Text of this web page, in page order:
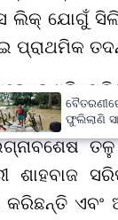
ଲିକ୍ ଯୋଗୁଁ
ପ୍ରାଥମିକ
ଭୁଶୁଡ଼ି
ଶାହବାଜ
କରିଛନ୍ତି
ଫୁଲିଲାଣି
ବନ୍ୟା ଭୟ